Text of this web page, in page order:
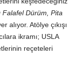
Falafel Dürüm, Pita
alıyor. Atölye çıkışı
ikramı; USLA
reçeteleri